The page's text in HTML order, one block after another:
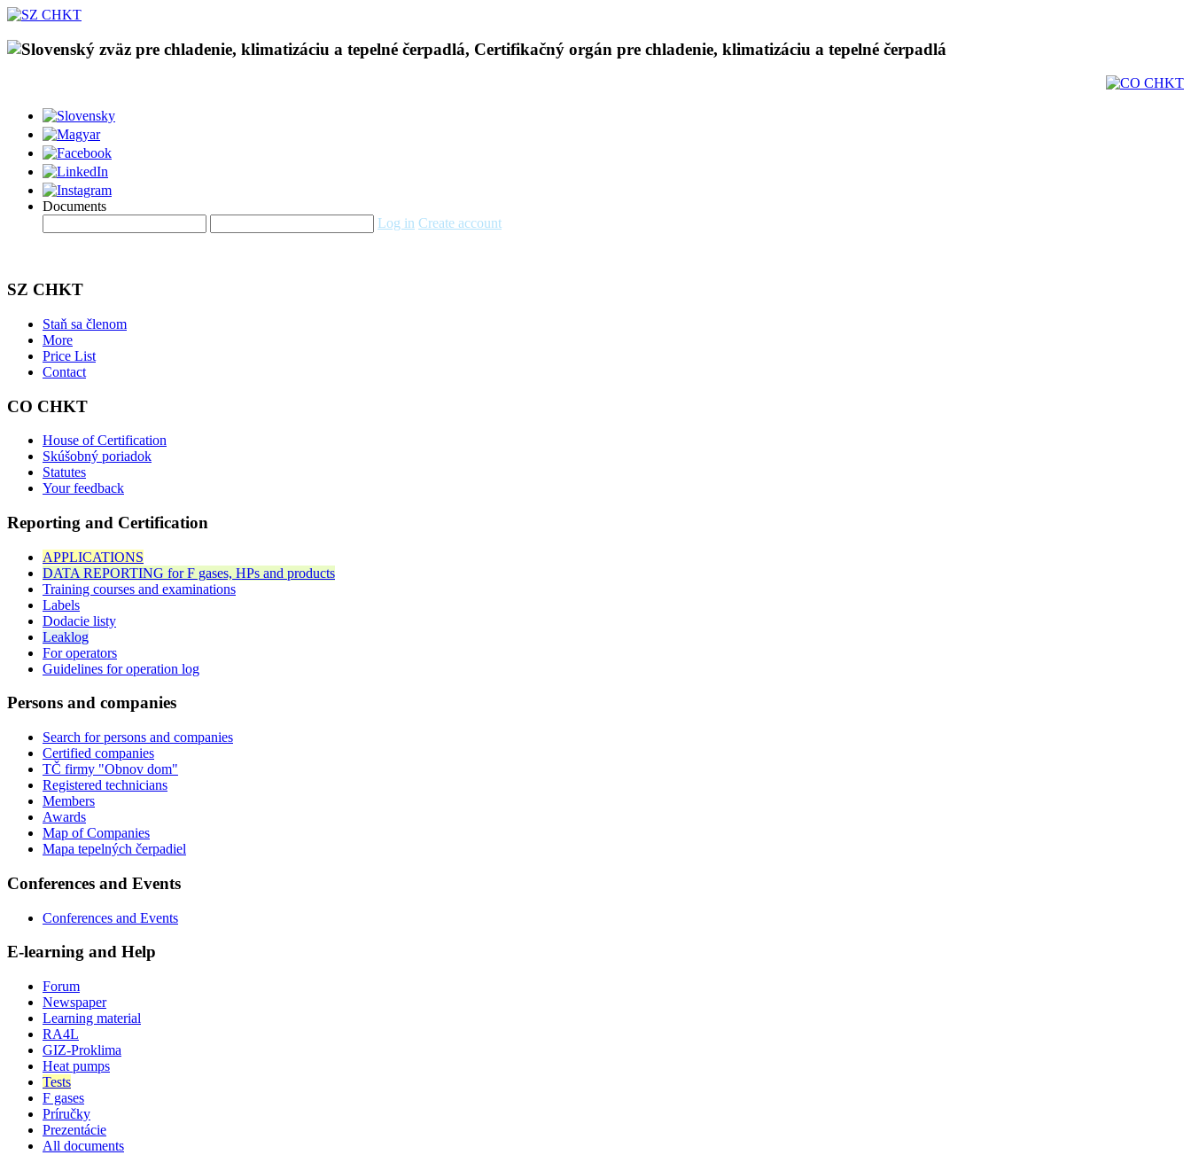
Documents
Log in Create account
SZ CHKT
Staň sa členom
More
Price List
Contact
CO CHKT
House of Certification
Skúšobný poriadok
Statutes
Your feedback
Reporting and Certification
APPLICATIONS
DATA REPORTING for F gases, HPs and products
Training courses and examinations
Labels
Dodacie listy
Leaklog
For operators
Guidelines for operation log
Persons and companies
Search for persons and companies
Certified companies
TČ firmy "Obnov dom"
Registered technicians
Members
Awards
Map of Companies
Mapa tepelných čerpadiel
Conferences and Events
Conferences and Events
E-learning and Help
Forum
Newspaper
Learning material
RA4L
GIZ-Proklima
Heat pumps
Tests
F gases
Príručky
Prezentácie
All documents